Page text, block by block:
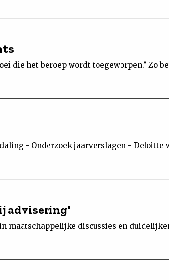
die het beroep wordt toegeworpen.” Zo
- Onderzoek jaarverslagen - Deloitte
advisering'
maatschappelijke discussies en